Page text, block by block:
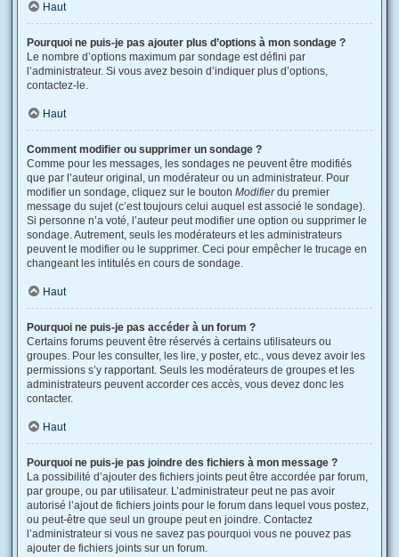
Haut
Pourquoi ne puis-je pas ajouter plus d’options à mon sondage ?
Le nombre d’options maximum par sondage est défini par
l’administrateur. Si vous avez besoin d’indiquer plus d’options,
contactez-le.
Haut
Comment modifier ou supprimer un sondage ?
Comme pour les messages, les sondages ne peuvent être modifiés
que par l’auteur original, un modérateur ou un administrateur. Pour
modifier un sondage, cliquez sur le bouton Modifierdu premier
message du sujet (c’est toujours celui auquel est associé le sondage).
Si personne n’a voté, l’auteur peut modifier une option ou supprimer le
sondage. Autrement, seuls les modérateurs et les administrateurs
peuvent le modifier ou le supprimer. Ceci pour empêcher le trucage en
changeant les intitulés en cours de sondage.
Haut
Pourquoi ne puis-je pas accéder à un forum ?
Certains forums peuvent être réservés à certains utilisateurs ou
groupes. Pour les consulter, les lire, y poster, etc., vous devez avoir les
permissions s’y rapportant. Seuls les modérateurs de groupes et les
administrateurs peuvent accorder ces accès, vous devez donc les
contacter.
Haut
Pourquoi ne puis-je pas joindre des fichiers à mon message ?
La possibilité d’ajouter des fichiers joints peut être accordée par forum,
par groupe, ou par utilisateur. L’administrateur peut ne pas avoir
autorisé l’ajout de fichiers joints pour le forum dans lequel vous postez,
ou peut-être que seul un groupe peut en joindre. Contactez
l’administrateur si vous ne savez pas pourquoi vous ne pouvez pas
ajouter de fichiers joints sur un forum.